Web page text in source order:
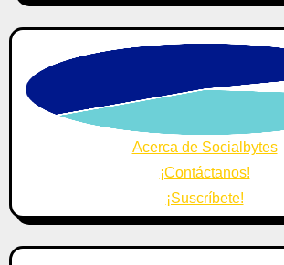
Acerca de Socialbytes
¡Contáctanos!
¡Suscríbete!